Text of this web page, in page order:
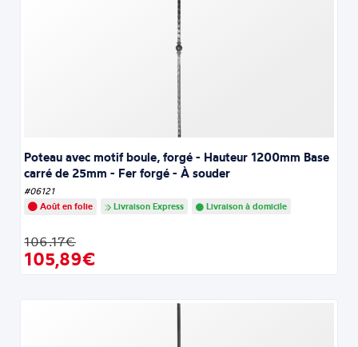
Poteau avec motif boule, forgé - Hauteur 1200mm Base
carré de 25mm - Fer forgé - À souder
#06121
Août en folie
Livraison Express Livraison à domicile
106.17€
105,89€